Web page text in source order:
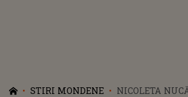
STIRI MONDENE
NICOLETA